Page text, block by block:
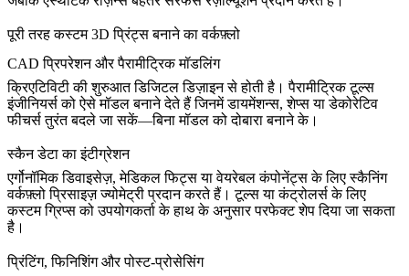
पूरी तरह कस्टम 3D प्रिंट्स बनाने का वर्कफ़्लो
CAD प्रिपरेशन और पैरामीट्रिक मॉडलिंग
क्रिएटिविटी की शुरुआत डिजिटल डिज़ाइन से होती है। पैरामीट्रिक टूल्स
इंजीनियर्स को ऐसे मॉडल बनाने देते हैं जिनमें डायमेंशन्स, शेप्स या डेकोरेटिव
फीचर्स तुरंत बदले जा सकें—बिना मॉडल को दोबारा बनाने के।
स्कैन डेटा का इंटीग्रेशन
एर्गोनॉमिक डिवाइसेज़, मेडिकल फिट्स या वेयरेबल कंपोनेंट्स के लिए स्कैनिंग
वर्कफ़्लो प्रिसाइज़ ज्योमेट्री प्रदान करते हैं। टूल्स या कंट्रोलर्स के लिए
कस्टम ग्रिप्स को उपयोगकर्ता के हाथ के अनुसार परफेक्ट शेप दिया जा सकता
है।
प्रिंटिंग, फिनिशिंग और पोस्ट-प्रोसेसिंग